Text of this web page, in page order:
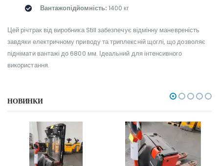
Вантажопідйомність: 1400 кг
Цей річтрак від виробника Still забезпечує відмінну маневреність
завдяки електричному приводу та триплексній щоглі, що дозволяє
піднімати вантажі до 6800 мм. Ідеальний для інтенсивного
використання.
НОВИНКИ